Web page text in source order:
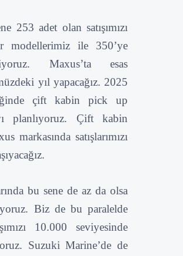
253 adet olan satışımızı
modellerimiz ile 350’ye
Maxus’ta esas
yıl yapacağız. 2025
çift kabin pick up
planlıyoruz. Çift kabin
markasında satışlarımızı
bu sene de az da olsa
Biz de bu paralelde
10.000 seviyesinde
Suzuki Marine’de de